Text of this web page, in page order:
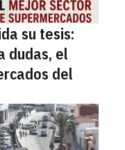
su tesis:
dudas, el
del